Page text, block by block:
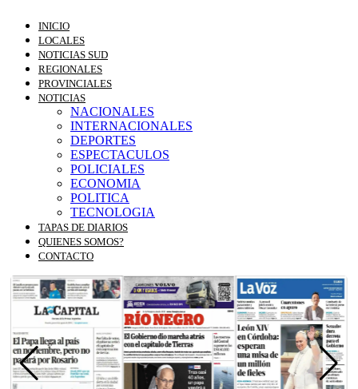
INICIO
LOCALES
NOTICIAS SUD
REGIONALES
PROVINCIALES
NOTICIAS
NACIONALES
INTERNACIONALES
DEPORTES
ESPECTACULOS
POLICIALES
ECONOMIA
POLITICA
TECNOLOGIA
TAPAS DE DIARIOS
QUIENES SOMOS?
CONTACTO